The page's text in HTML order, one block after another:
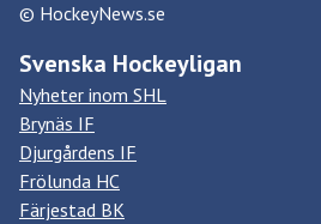
© HockeyNews.se
Svenska Hockeyligan
Nyheter inom SHL
Brynäs IF
Djurgårdens IF
Frölunda HC
Färjestad BK